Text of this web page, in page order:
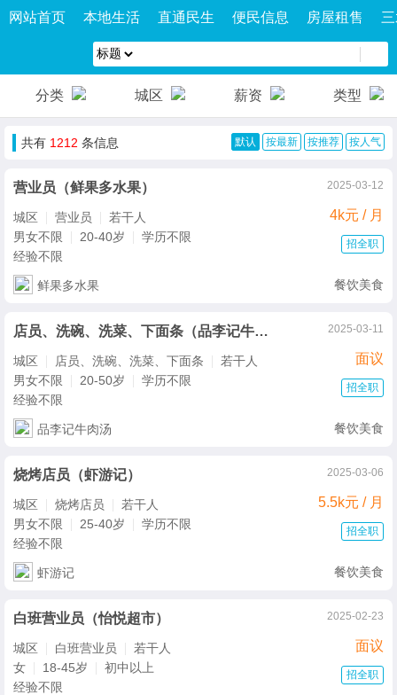
网站首页 本地生活 直通民生 便民信息 房屋租售
分类 城区 薪资 类型
共有 1212 条信息 默认 按最新 按推荐 按人气
营业员（鲜果多水果） 2025-03-12
4k元 / 月
城区 营业员
若干人
男女不限
20-40岁
学历不限
经验不限
招全职
鲜果多水果 餐饮美食
店员、洗碗、洗菜、下面条（品李记牛肉汤） 2025-03-11
面议
城区 店员、洗碗、洗菜、下面条
若干人
男女不限
20-50岁
学历不限
经验不限
招全职
品李记牛肉汤 餐饮美食
烧烤店员（虾游记） 2025-03-06
5.5k元 / 月
城区 烧烤店员
若干人
男女不限
25-40岁
学历不限
经验不限
招全职
虾游记 餐饮美食
白班营业员（怡悦超市） 2025-02-23
面议
城区 白班营业员
若干人
女
18-45岁
初中以上
经验不限
招全职